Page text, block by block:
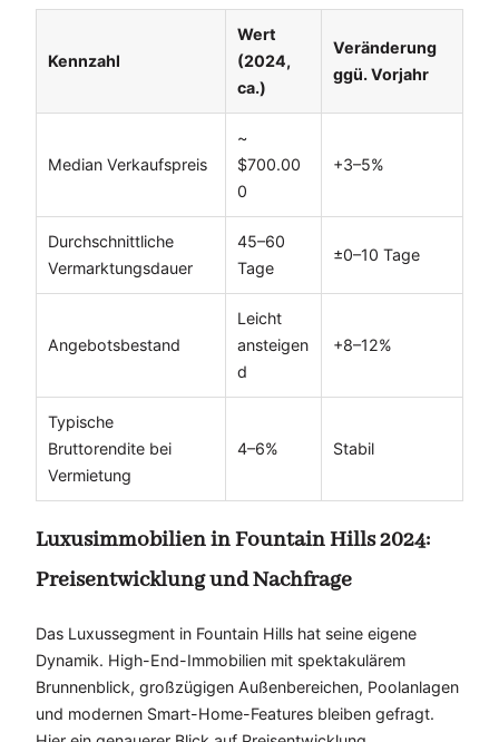
Kennzahl
Wert
(2024,
ca.)
Veränderung
ggü. Vorjahr
Median Verkaufspreis
~
$700.00
0
+3–5%
Durchschnittliche
Vermarktungsdauer
45–60
Tage
±0–10 Tage
Angebotsbestand
Leicht
ansteigen
d
+8–12%
Typische
Bruttorendite bei
Vermietung
4–6% Stabil
Luxusimmobilien in Fountain Hills 2024:
Preisentwicklung und Nachfrage
Das Luxussegment in Fountain Hills hat seine eigene
Dynamik. High-End-Immobilien mit spektakulärem
Brunnenblick, großzügigen Außenbereichen, Poolanlagen
und modernen Smart-Home-Features bleiben gefragt.